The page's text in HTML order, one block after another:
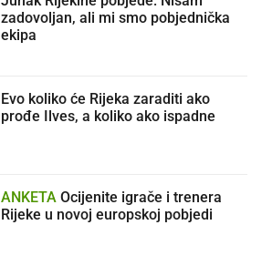
zadovoljan, ali mi smo pobjednička
ekipa
Evo koliko će Rijeka zaraditi ako
prođe Ilves, a koliko ako ispadne
ANKETA
Rijeke u novoj europskoj pobjedi